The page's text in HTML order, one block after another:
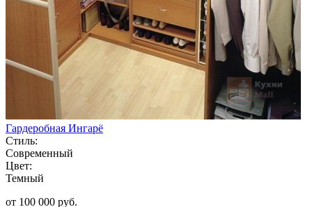
Гардеробная Ингарё
Стиль:
Современный
Цвет:
Темный
от 100 000 руб.